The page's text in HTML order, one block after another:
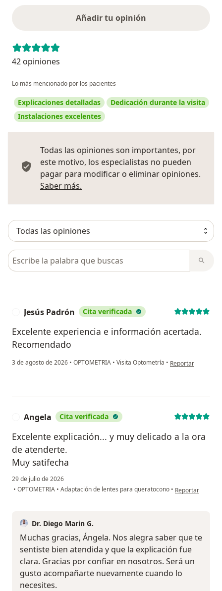
Añadir tu opinión
42 opiniones
Lo más mencionado por los pacientes
Explicaciones detalladas
Dedicación durante la visita
Instalaciones excelentes
Todas las opiniones son importantes, por
este motivo, los especialistas no pueden
pagar para modificar o eliminar opiniones.
Saber más.
Busca en opiniones
Jesús Padrón Cita verificada
Excelente experiencia e información acertada.
Recomendado
3 de agosto de 2026 • OPTOMETRIA • Visita Optometría • en opinión del
Reportar
Angela Cita verificada
Excelente explicación... y muy delicado a la ora
de atenderte.
Muy satifecha
29 de julio de 2026
• OPTOMETRIA • Adaptación de lentes para queratocono • en opinión del
Reportar
Dr. Diego Marin G.
Muchas gracias, Ángela. Nos alegra saber que te
sentiste bien atendida y que la explicación fue
clara. Gracias por confiar en nosotros. Será un
gusto acompañarte nuevamente cuando lo
necesites.